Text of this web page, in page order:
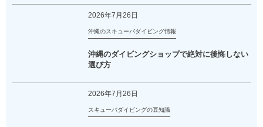
2026年7月26日
沖縄のスキューバダイビング情報
沖縄のダイビングショップで絶対に後悔しない
選び方
2026年7月26日
スキューバダイビングの豆知識